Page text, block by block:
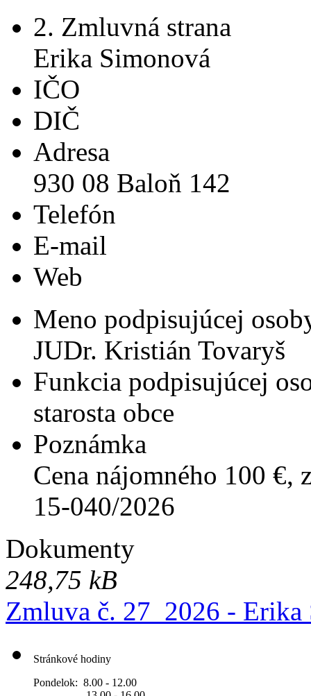
2. Zmluvná strana
Erika Simonová
IČO
DIČ
Adresa
930 08 Baloň 142
Telefón
E-mail
Web
Meno podpisujúcej
JUDr. Kristián Tovaryš
Funkcia podpisujúcej
starosta obce
Poznámka
Cena nájomného 100 €,
15-040/2026
Dokumenty
248,75 kB
Zmluva č. 27_2026 -
Stránkové hodiny
Pondelok: 8.00 - 12.00